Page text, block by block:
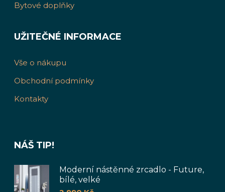
Bytové doplňky
UŽITEČNÉ INFORMACE
Vše o nákupu
Obchodní podmínky
Kontakty
NÁŠ TIP!
Moderní nástěnné zrcadlo - Future,
bílé, velké